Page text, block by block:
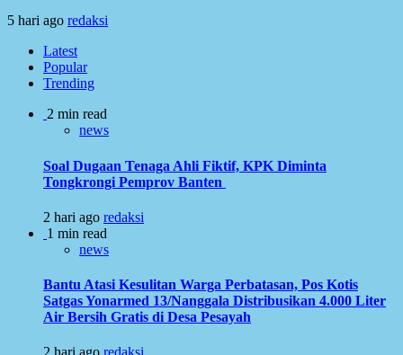
5 hari ago redaksi
Latest
Popular
Trending
2 min read
news
Soal Dugaan Tenaga Ahli Fiktif, KPK Diminta
Tongkrongi Pemprov Banten
2 hari ago redaksi
1 min read
news
Bantu Atasi Kesulitan Warga Perbatasan, Pos Kotis
Satgas Yonarmed 13/Nanggala Distribusikan 4.000 Liter
Air Bersih Gratis di Desa Pesayah